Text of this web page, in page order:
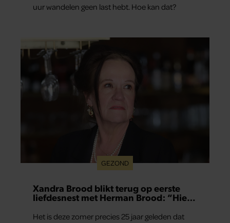
uur wandelen geen last hebt. Hoe kan dat?
GEZOND
Xandra Brood blikt terug op eerste
liefdesnest met Herman Brood: “Hier
Het is deze zomer precies 25 jaar geleden dat